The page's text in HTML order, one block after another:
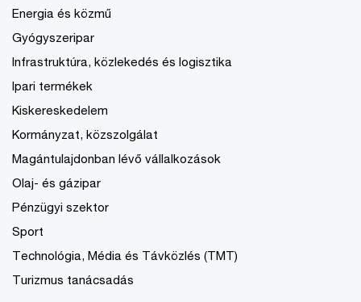
Energia és közmű
Gyógyszeripar
Infrastruktúra, közlekedés és logisztika
Ipari termékek
Kiskereskedelem
Kormányzat, közszolgálat
Magántulajdonban lévő vállalkozások
Olaj- és gázipar
Pénzügyi szektor
Sport
Technológia, Média és Távközlés (TMT)
Turizmus tanácsadás